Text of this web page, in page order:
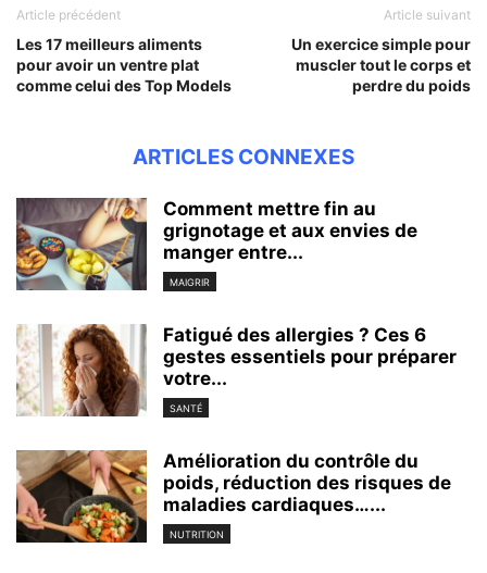
Article précédent
Les 17 meilleurs aliments
pour avoir un ventre plat
comme celui des Top Models
Article suivant
Un exercice simple pour
muscler tout le corps et
perdre du poids
ARTICLES CONNEXES
Comment mettre fin au
grignotage et aux envies de
manger entre...
MAIGRIR
Fatigué des allergies ? Ces 6
gestes essentiels pour préparer
votre...
SANTÉ
Amélioration du contrôle du
poids, réduction des risques de
maladies cardiaques…...
NUTRITION